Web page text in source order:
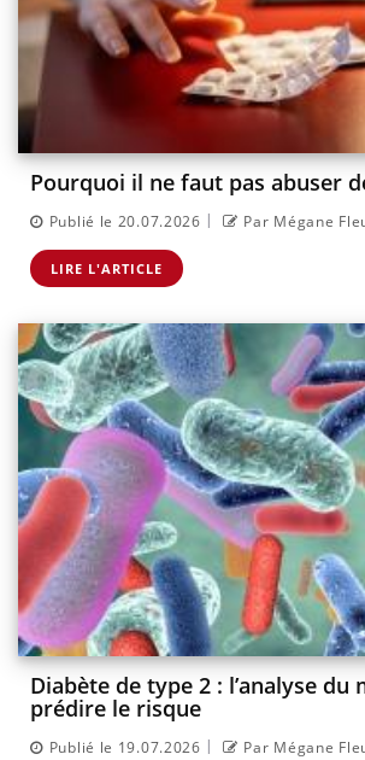
Pourquoi il ne faut pas abuser
Publié le 20.07.2026 | Par Mégane
LIRE L'ARTICLE
Diabète de type 2 : l’analyse
prédire le risque
Publié le 19.07.2026 | Par Mégane